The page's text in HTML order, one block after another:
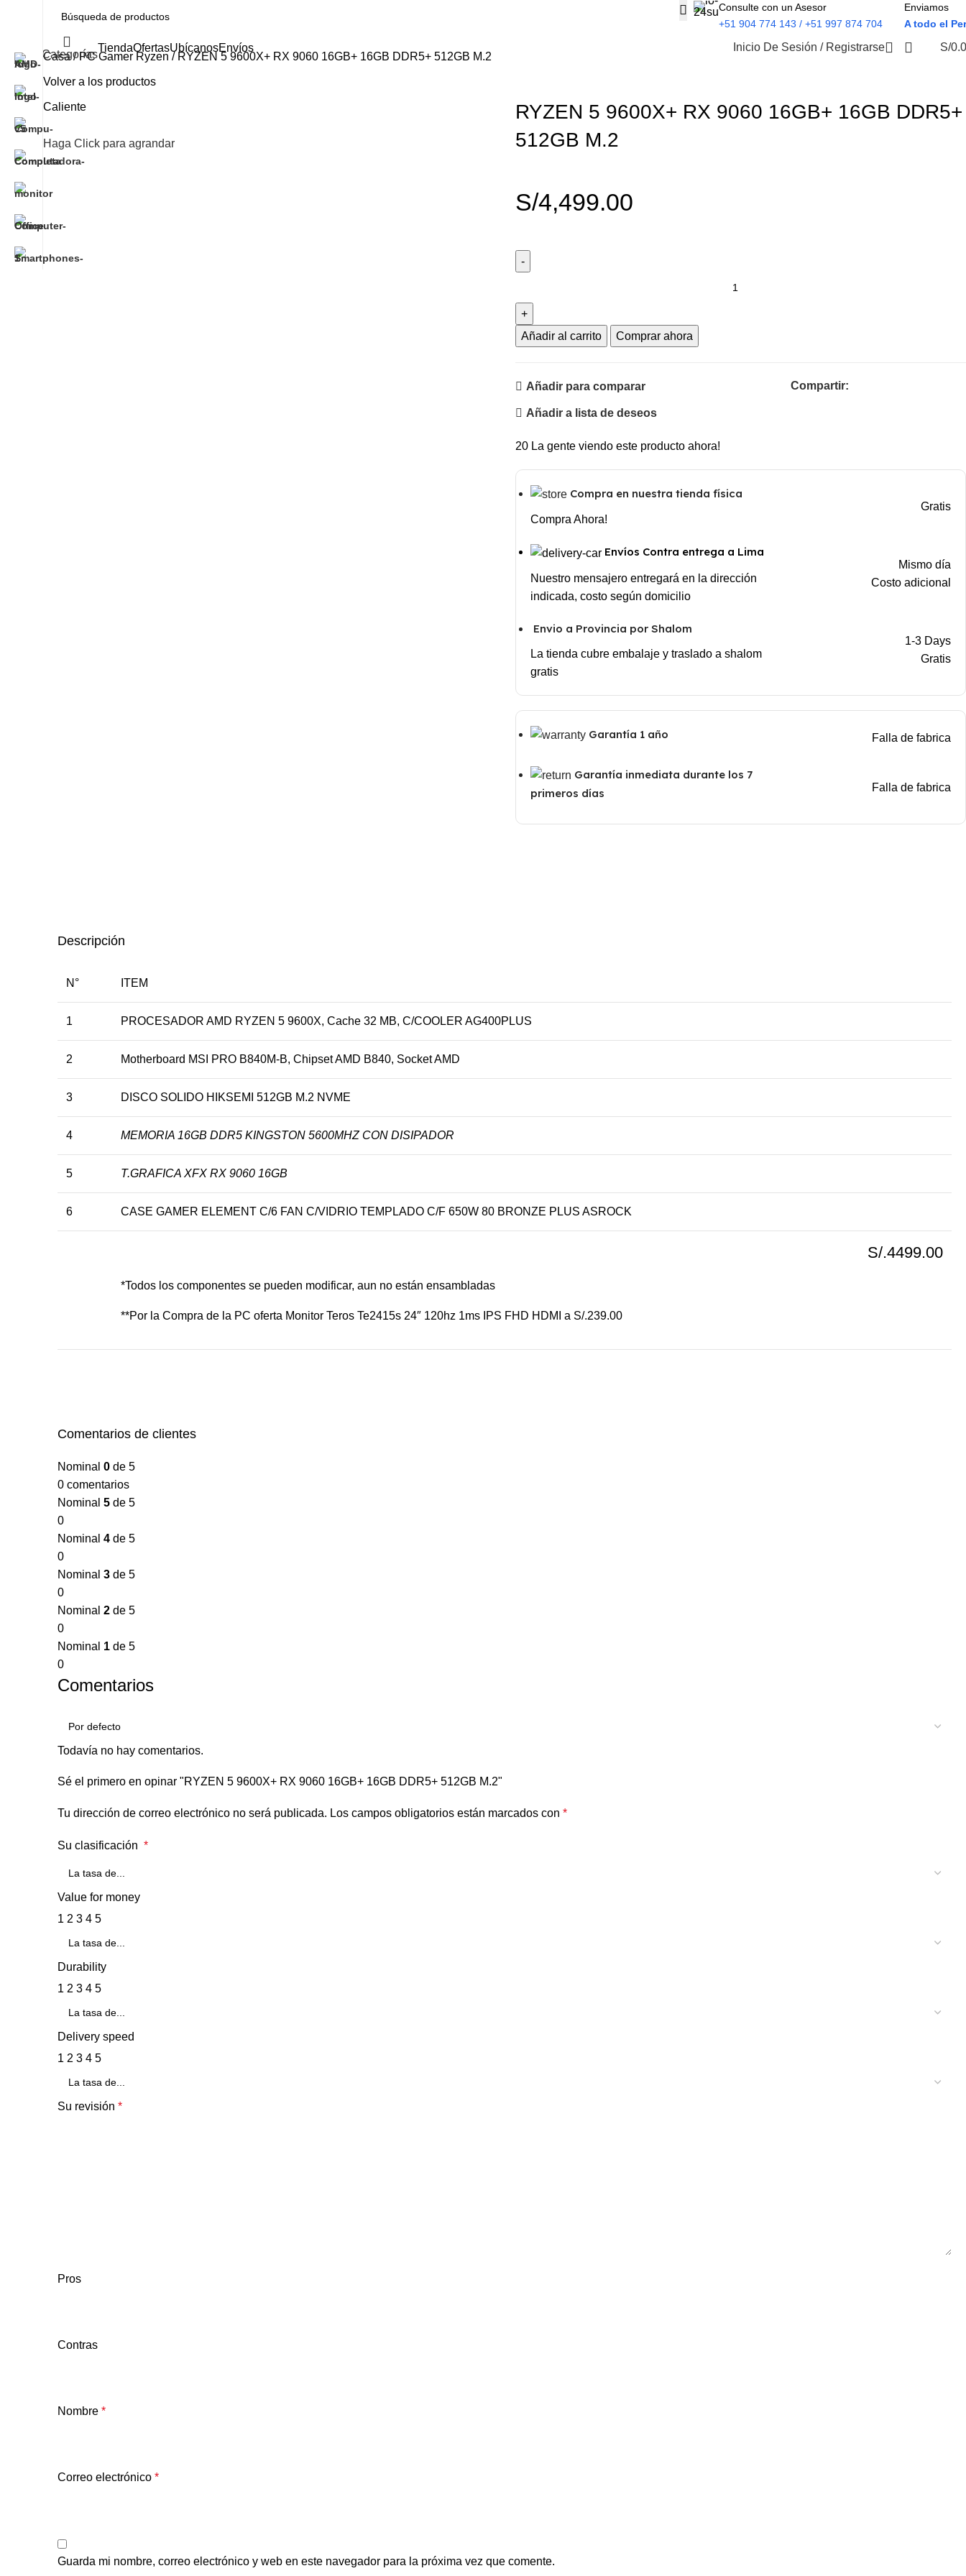
Consulte con un Asesor
+51 904 774 143 / +51 997 874 704
Enviamos
A todo el
Categorías
TiendaOfertasUbícanosEnvíos Inicio De Sesión / Registrarse S/
Casa PC Gamer Ryzen RYZEN 5 9600X+ RX 9060 16GB+ 16GB DDR5+ 512GB M.2
Volver a los productos
Caliente
Haga Click para agrandar
RYZEN 5 9600X+ RX 9060 16GB+ 16GB DDR5+
512GB M.2
S/4,499.00
Añadir al carrito Comprar ahora
Añadir para comparar
Añadir a lista de deseos
Compartir:
20 La gente viendo este producto ahora!
Compra en nuestra tienda física
Compra Ahora!
Gratis
Envíos Contra entrega a Lima
Nuestro mensajero entregará en la dirección
indicada, costo según domicilio
Mismo día
Costo adicional
Envio a Provincia por Shalom
La tienda cubre embalaje y traslado a shalom
gratis
1-3 Days
Gratis
Garantía 1 año Falla de fabrica
Garantía inmediata durante los 7
primeros días
Falla de fabrica
Descripción
N° ITEM
1 PROCESADOR AMD RYZEN 5 9600X, Cache 32 MB, C/COOLER AG400PLUS
2 Motherboard MSI PRO B840M-B, Chipset AMD B840, Socket AMD
3 DISCO SOLIDO HIKSEMI 512GB M.2 NVME
4 MEMORIA 16GB DDR5 KINGSTON 5600MHZ CON DISIPADOR
5 T.GRAFICA XFX RX 9060 16GB
6 CASE GAMER ELEMENT C/6 FAN C/VIDRIO TEMPLADO C/F 650W 80 BRONZE PLUS ASROCK
S/.4499.00
*Todos los componentes se pueden modificar, aun no están ensambladas
**Por la Compra de la PC oferta Monitor Teros Te2415s 24″ 120hz 1ms IPS FHD HDMI a S/.239.00
Comentarios de clientes
Nominal 0 de 5
0 comentarios
Nominal 5 de 5
0
Nominal 4 de 5
0
Nominal 3 de 5
0
Nominal 2 de 5
0
Nominal 1 de 5
0
Comentarios
Todavía no hay comentarios.
Sé el primero en opinar "RYZEN 5 9600X+ RX 9060 16GB+ 16GB DDR5+ 512GB M.2"
Tu dirección de correo electrónico no será publicada. Los campos obligatorios están marcados con *
Su clasificación *
Value for money
1 2 3 4 5
Durability
1 2 3 4 5
Delivery speed
1 2 3 4 5
Su revisión *
Pros
Contras
Nombre *
Correo electrónico *
Guarda mi nombre, correo electrónico y web en este navegador para la próxima vez que comente.